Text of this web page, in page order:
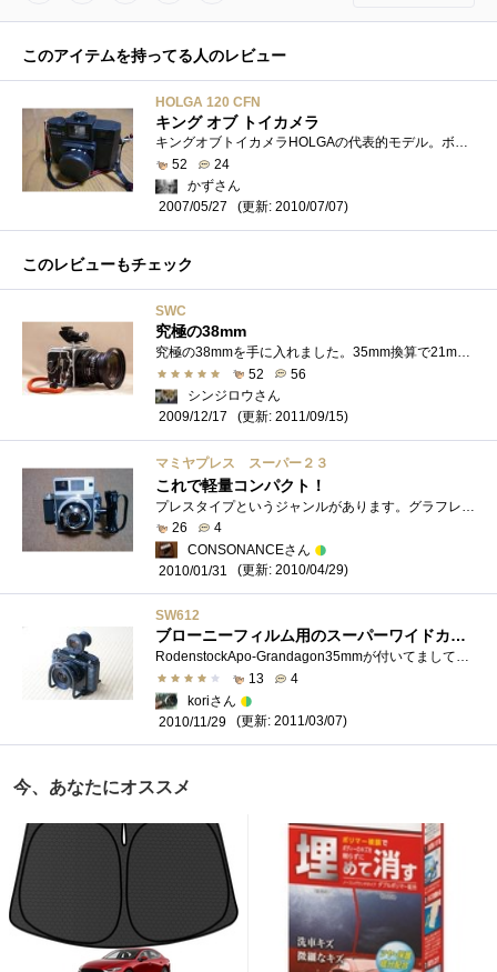
このアイテムを持ってる人のレビュー
HOLGA 120 CFN
キング オブ トイカメラ
キングオブトイカメラHOLGAの代表的モデル。ボディーがプラスチックなら、レンズもプラスチック。光線漏れにそなえて、遮光テープが初めから入...
52
24
かずさん
2007/05/27
(更新: 2010/07/07)
このレビューもチェック
SWC
究極の38mm
究極の38mmを手に入れました。35mm換算で21mmの超広角CarlZeiss社のBiogonf4.5の為だけに作られたボディはサイコロのように可愛い。このカメラ露出計、�...
52
56
シンジロウさん
2009/12/17
(更新: 2011/09/15)
マミヤプレス スーパー２３
これで軽量コンパクト！
26
4
CONSONANCEさん
2010/01/31
(更新: 2010/04/29)
SW612
ブローニーフィルム用のスーパーワイドカメラ
RodenstockApo-Grandagon35mmが付いてまして、35mm換算では16mm位の画角かな。フィルムマガジンは6x9と6x12が付属です。6x12を使用するときは、センターフィ�...
13
4
koriさん
2010/11/29
(更新: 2011/03/07)
今、あなたにオススメ